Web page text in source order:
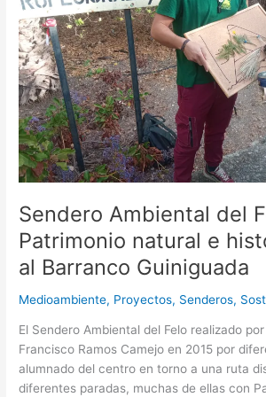
Sendero Ambiental del
Patrimonio natural e
al Barranco Guiniguada
Medioambiente, Proyectos, Senderos,
El Sendero Ambiental del Felo realizado
Francisco Ramos Camejo en 2015 por
alumnado del centro en torno a una ruta
diferentes paradas, muchas de ellas con
natural
e
histórico
junto
al
Barranco
Guiniguada